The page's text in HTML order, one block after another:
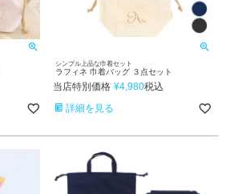
シンプル上品な巾着セット
ラフィネ 巾着バッグ ３点セット
当店特別価格 ¥4,980税込
詳細を見る